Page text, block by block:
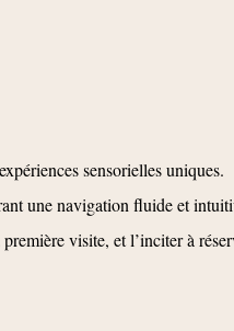
sensorielles uniques.
une navigation fluide et
visite, et l’inciter à